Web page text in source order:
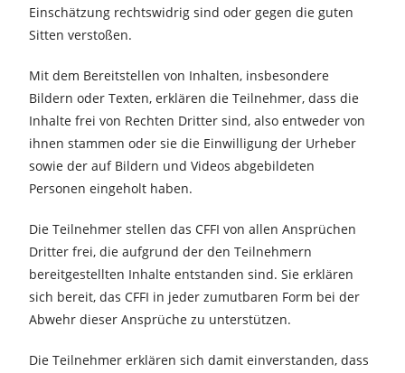
Einschätzung rechtswidrig sind oder gegen die guten
Sitten verstoßen.
Mit dem Bereitstellen von Inhalten, insbesondere
Bildern oder Texten, erklären die Teilnehmer, dass die
Inhalte frei von Rechten Dritter sind, also entweder von
ihnen stammen oder sie die Einwilligung der Urheber
sowie der auf Bildern und Videos abgebildeten
Personen eingeholt haben.
Die Teilnehmer stellen das CFFI von allen Ansprüchen
Dritter frei, die aufgrund der den Teilnehmern
bereitgestellten Inhalte entstanden sind. Sie erklären
sich bereit, das CFFI in jeder zumutbaren Form bei der
Abwehr dieser Ansprüche zu unterstützen.
Die Teilnehmer erklären sich damit einverstanden, dass